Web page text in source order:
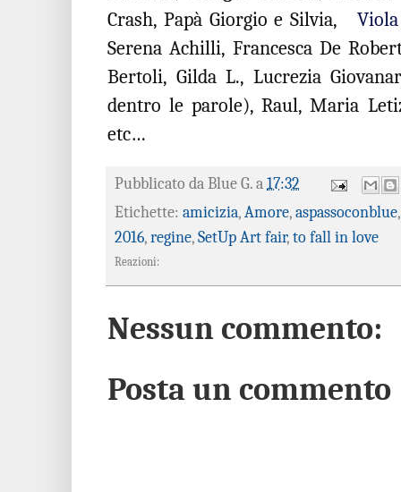
Crash, Papà Giorgio e Silvia,
Serena Achilli, Francesca De
Bertoli, Gilda L., Lucrezia
dentro le parole), Raul, Maria
etc…
Pubblicato da Blue G. a 17:32
Etichette: amicizia, Amore, aspassoconblue
2016, regine, SetUp Art fair, to fall in love
Reazioni:
Nessun commento:
Posta un commento